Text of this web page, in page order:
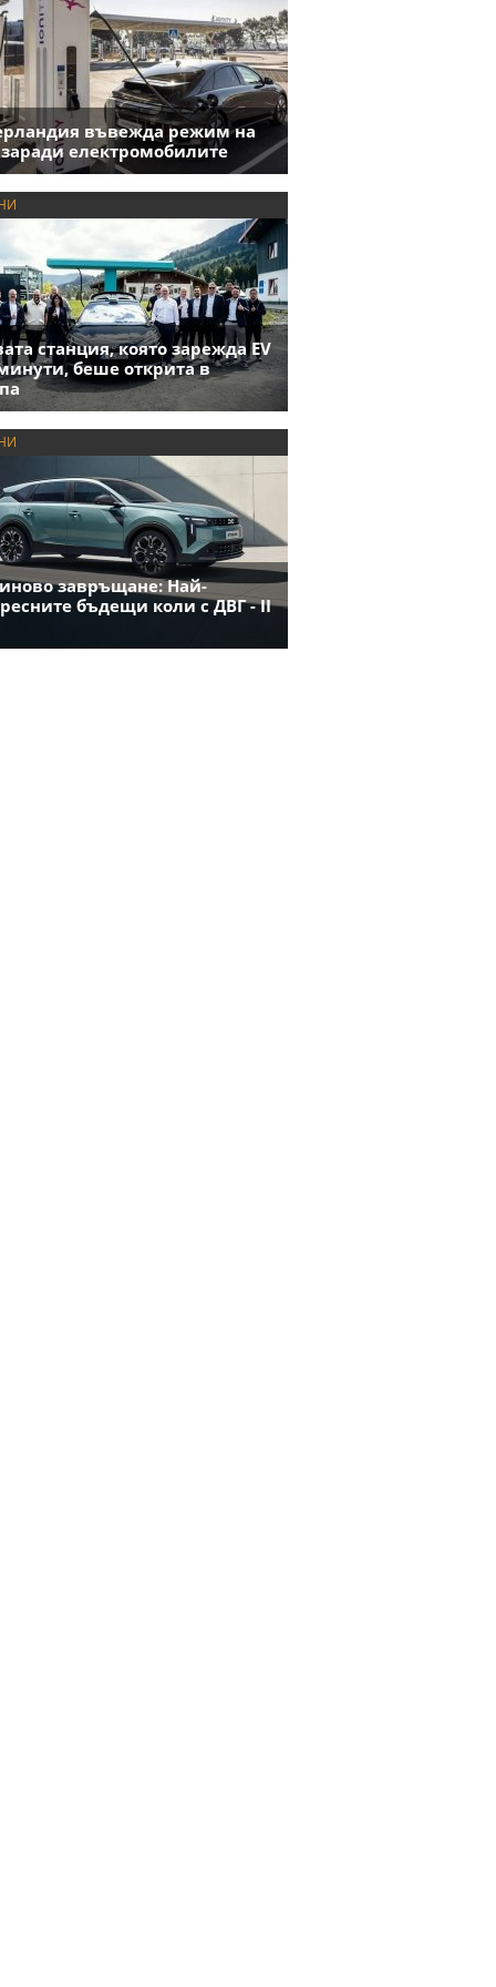
въвежда режим на
заради електромобилите
станция, която зарежда EV
беше открита в
завръщане: Най-
бъдещи коли с ДВГ - II